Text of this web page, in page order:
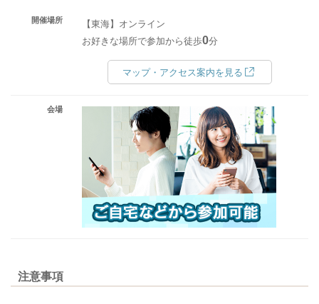
開催場所
【東海】オンライン
お好きな場所で参加から徒歩0分
マップ・アクセス案内を見る
会場
注意事項